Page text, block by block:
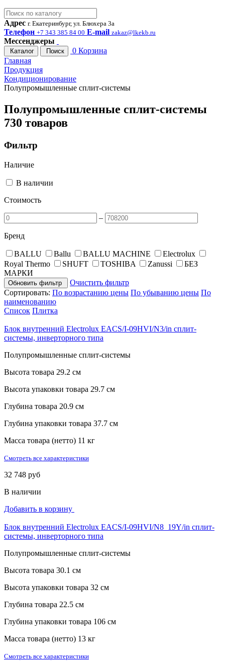
Адрес г. Екатеринбург, ул. Блюхера 3а
Телефон +7 343 385 84 00 E-mail zakaz@lkekb.ru
Мессенджеры
Каталог Поиск 0 Корзина
Главная
Продукция
Кондиционирование
Полупромышленные сплит-системы
Полупромышленные сплит-системы
730 товаров
Фильтр
Наличие
В наличии
Стоимость
–
Бренд
BALLU Ballu BALLU MACHINE
Electrolux
Royal Thermo
SHUFT TOSHIBA Zanussi
БЕЗ
МАРКИ
Обновить фильтр
Очистить фильтр
Сортировать: По возрастанию цены По убыванию цены По
наименованию
Список Плитка
Блок внутренний Electrolux EACS/I-09HVI/N3/in сплит-
системы, инверторного типа
Полупромышленные сплит-системы
Высота товара 29.2 см
Высота упаковки товара 29.7 см
Глубина товара 20.9 см
Глубина упаковки товара 37.7 см
Масса товара (нетто) 11 кг
Смотреть все характеристики
32 748 руб
В наличии
Добавить в корзину
Блок внутренний Electrolux EACS/I-09HVI/N8_19Y/in сплит-
системы, инверторного типа
Полупромышленные сплит-системы
Высота товара 30.1 см
Высота упаковки товара 32 см
Глубина товара 22.5 см
Глубина упаковки товара 106 см
Масса товара (нетто) 13 кг
Смотреть все характеристики